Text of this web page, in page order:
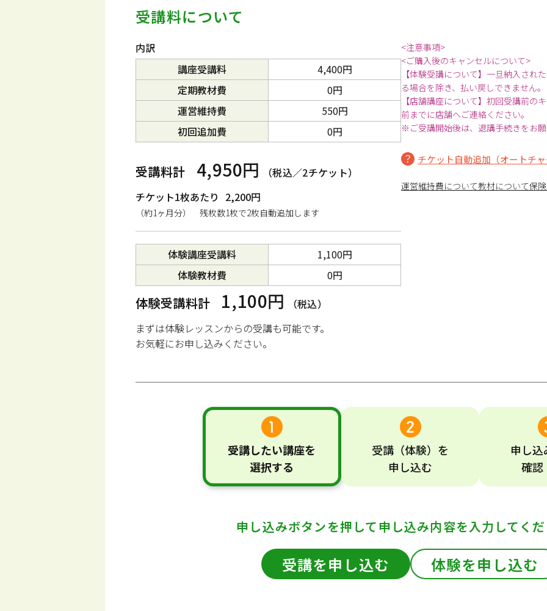
受講料について
内訳
講座受講料
4,400円
定期教材費
0円
運営維持費
550円
初回追加費
0円
受講料計 4,950円
（税込／2チケット）
チケット1枚あたり 2,200円
（約1ヶ月分） 残枚数1枚で2枚自動追加します
体験講座受講料
1,100円
体験教材費
0円
体験受講料計 1,100円
（税込）
まずは体験レッスンからの受講も可能です。
お気軽にお申し込みください。
<注意事項>
<ご購入後のキャンセルについて>
【体験受講について】一旦納入され
る場合を除き、払い戻しできません。
【店舗講座について】初回受講前の
前までに店舗へご連絡ください。
※ご受講開始後は、退講手続きをお願
チケット自動追加（オートチ
運営維持費について教材について保
受講したい講座を
選択する
受講 （体験） を
申し込む
申し込
確認
申し込みボタンを押して申し込み内容を入力してくだ
受講を申し込む 体験を申し込む